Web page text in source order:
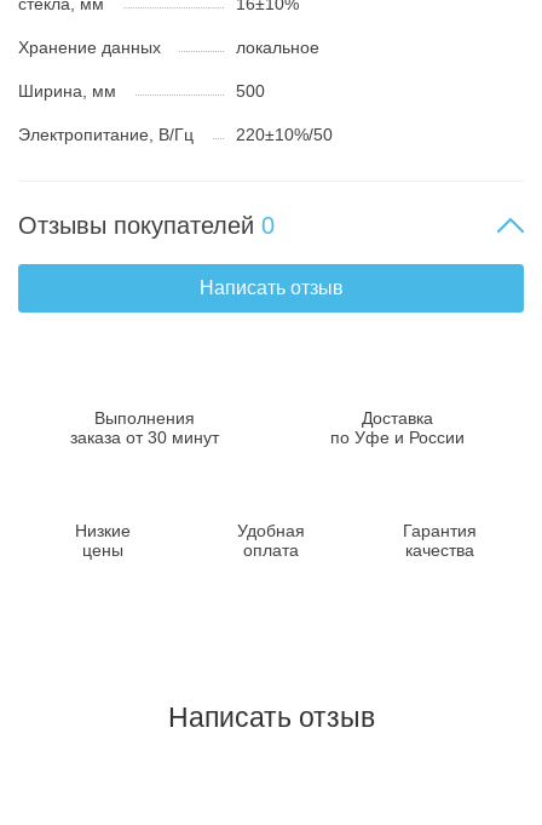
Хранение данных локальное
Ширина, мм 500
Электропитание, В/Гц 220±10%/50
Отзывы покупателей 0
Написать отзыв
Выполнения
заказа от 30 минут
Доставка
по Уфе и России
Низкие
цены
Удобная
оплата
Гарантия
качества
Написать отзыв